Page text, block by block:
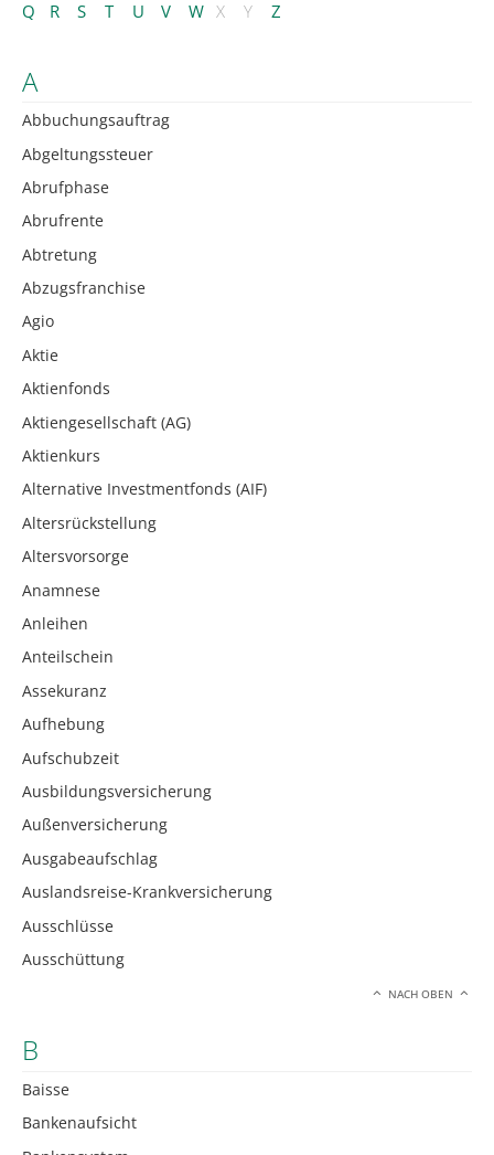
Q
R S T U V W X Y Z
A
Abbuchungsauftrag
Abgeltungssteuer
Abrufphase
Abrufrente
Abtretung
Abzugsfranchise
Agio
Aktie
Aktienfonds
Aktiengesellschaft (AG)
Aktienkurs
Alternative Investmentfonds (AIF)
Altersrückstellung
Altersvorsorge
Anamnese
Anleihen
Anteilschein
Assekuranz
Aufhebung
Aufschubzeit
Ausbildungsversicherung
Außenversicherung
Ausgabeaufschlag
Auslandsreise-Krankversicherung
Ausschlüsse
Ausschüttung
NACH OBEN
B
Baisse
Bankenaufsicht